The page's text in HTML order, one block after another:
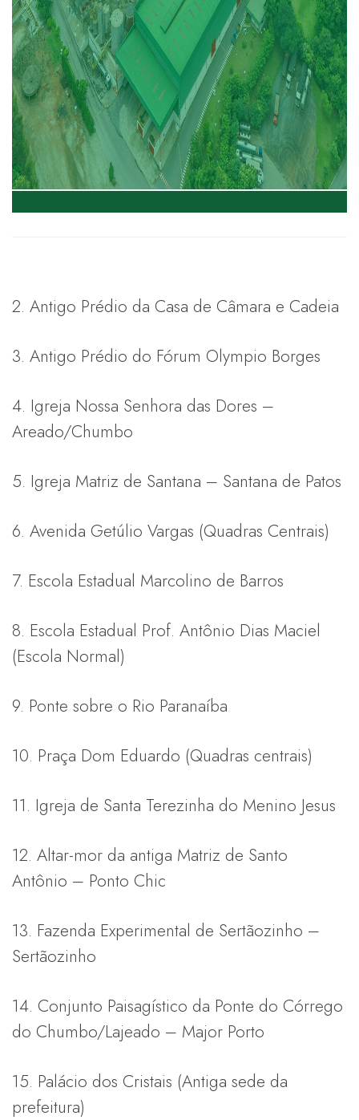
2. Antigo Prédio da Casa de Câmara e Cadeia
3. Antigo Prédio do Fórum Olympio Borges
4. Igreja Nossa Senhora das Dores –
Areado/Chumbo
5. Igreja Matriz de Santana – Santana de Patos
6. Avenida Getúlio Vargas (Quadras Centrais)
7. Escola Estadual Marcolino de Barros
8. Escola Estadual Prof. Antônio Dias Maciel
(Escola Normal)
9. Ponte sobre o Rio Paranaíba
10. Praça Dom Eduardo (Quadras centrais)
11. Igreja de Santa Terezinha do Menino Jesus
12. Altar-mor da antiga Matriz de Santo
Antônio – Ponto Chic
13. Fazenda Experimental de Sertãozinho –
Sertãozinho
14. Conjunto Paisagístico da Ponte do Córrego
do Chumbo/Lajeado – Major Porto
15. Palácio dos Cristais (Antiga sede da
prefeitura)